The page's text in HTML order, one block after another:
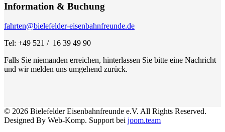
Information & Buchung
fahrten@bielefelder-eisenbahnfreunde.de
Tel: +49 521 / 16 39 49 90
Falls Sie niemanden erreichen, hinterlassen Sie bitte eine Nachricht
und wir melden uns umgehend zurück.
© 2026 Bielefelder Eisenbahnfreunde e.V. All Rights Reserved.
Designed By Web-Komp. Support bei joom.team